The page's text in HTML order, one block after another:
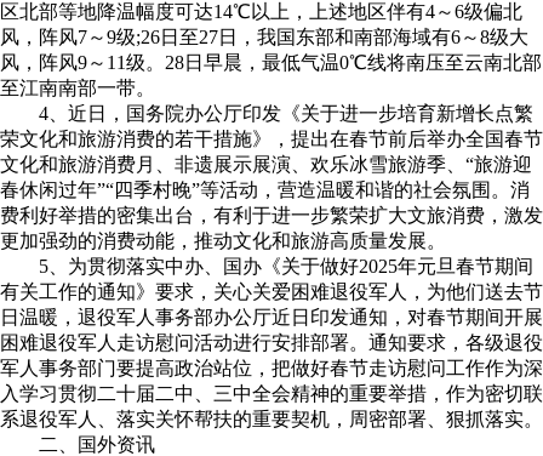
区北部等地降温幅度可达14℃以上，上述地区伴有4～6级偏北
风，阵风7～9级;26日至27日，我国东部和南部海域有6～8级大
风，阵风9～11级。28日早晨，最低气温0℃线将南压至云南北部
至江南南部一带。
4、近日，国务院办公厅印发《关于进一步培育新增长点繁
荣文化和旅游消费的若干措施》，提出在春节前后举办全国春节
文化和旅游消费月、非遗展示展演、欢乐冰雪旅游季、“旅游迎
春休闲过年”“四季村晚”等活动，营造温暖和谐的社会氛围。消
费利好举措的密集出台，有利于进一步繁荣扩大文旅消费，激发
更加强劲的消费动能，推动文化和旅游高质量发展。
5、为贯彻落实中办、国办《关于做好2025年元旦春节期间
有关工作的通知》要求，关心关爱困难退役军人，为他们送去节
日温暖，退役军人事务部办公厅近日印发通知，对春节期间开展
困难退役军人走访慰问活动进行安排部署。通知要求，各级退役
军人事务部门要提高政治站位，把做好春节走访慰问工作作为深
入学习贯彻二十届二中、三中全会精神的重要举措，作为密切联
系退役军人、落实关怀帮扶的重要契机，周密部署、狠抓落实。
二、国外资讯